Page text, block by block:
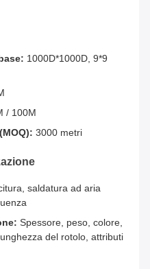
1000D*1000D, 9*9
/ 100M
3000 metri
saldatura ad aria
Spessore, peso, colore,
del rotolo, attributi